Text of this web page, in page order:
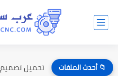
📁 أحدث الملفات